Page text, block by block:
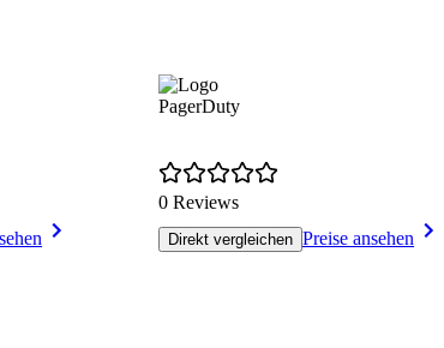
PagerDuty
0 Reviews
Direkt vergleichen Preise ansehen